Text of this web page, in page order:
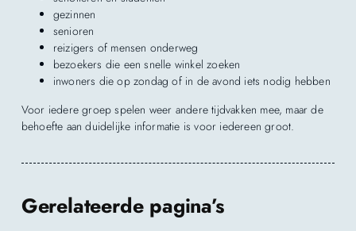
gezinnen
senioren
reizigers of mensen onderweg
bezoekers die een snelle winkel zoeken
inwoners die op zondag of in de avond iets nodig hebben
Voor iedere groep spelen weer andere tijdvakken mee, maar de
behoefte aan duidelijke informatie is voor iedereen groot.
Gerelateerde pagina’s